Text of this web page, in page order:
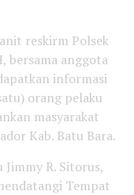
reskirm Polsek
bersama anggota
informasi
orang pelaku
masyarakat
Kab. Batu Bara.
R. Sitorus,
Tempat